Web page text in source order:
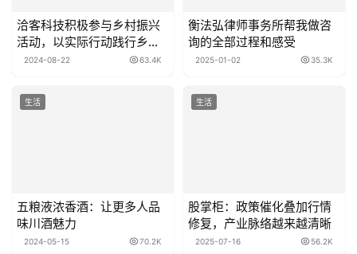
​洽客科技积极参与乡村振兴
活动，以实际行动践行乡村
振兴使命
2024-08-22 63.4K
衡法弘律师事务所帮我做咨
询的全部过程和感受
2025-01-02 35.3K
生活
五粮液浓香酒：让更多人品
味川酒魅力
2024-05-15 70.2K
生活
股掌柜：政策催化叠加行情
修复，产业脉络越来越清晰
2025-07-16 56.2K